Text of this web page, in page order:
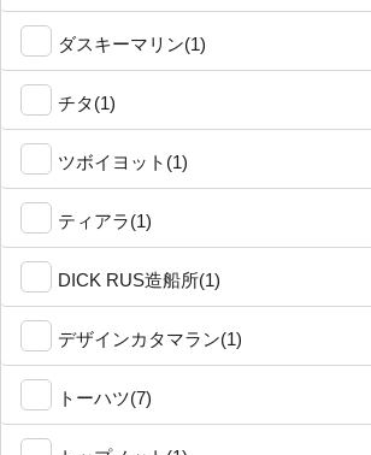
ダスキーマリン(1)
チタ(1)
ツボイヨット(1)
ティアラ(1)
DICK RUS造船所(1)
デザインカタマラン(1)
トーハツ(7)